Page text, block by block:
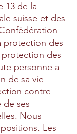
13 de la
suisse et des
protection des
des
personne a
de sa vie
contre
de ses
Nous
Les